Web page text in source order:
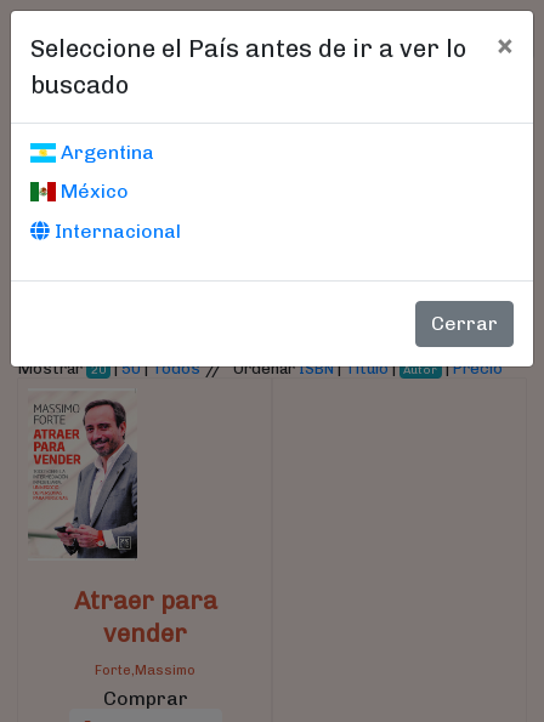
Seleccione el País antes de ir a ver lo
buscado
×
Argentina
México
Internacional
Cerrar
Libros encontrados
Parámetros
Mostrar 20 |50|Todos//OrdenarISBN|Título| Autor |Precio
Atraer para
vender
Forte,Massimo
Comprar